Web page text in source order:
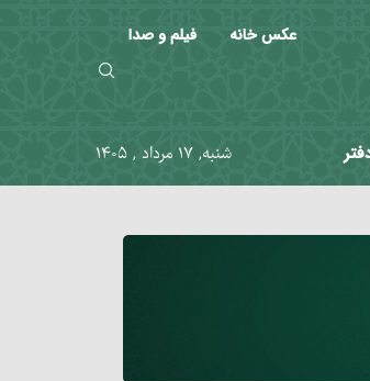
عکس خانه فیلم و صدا
شنبه, ۱۷ مرداد , ۱۴۰۵